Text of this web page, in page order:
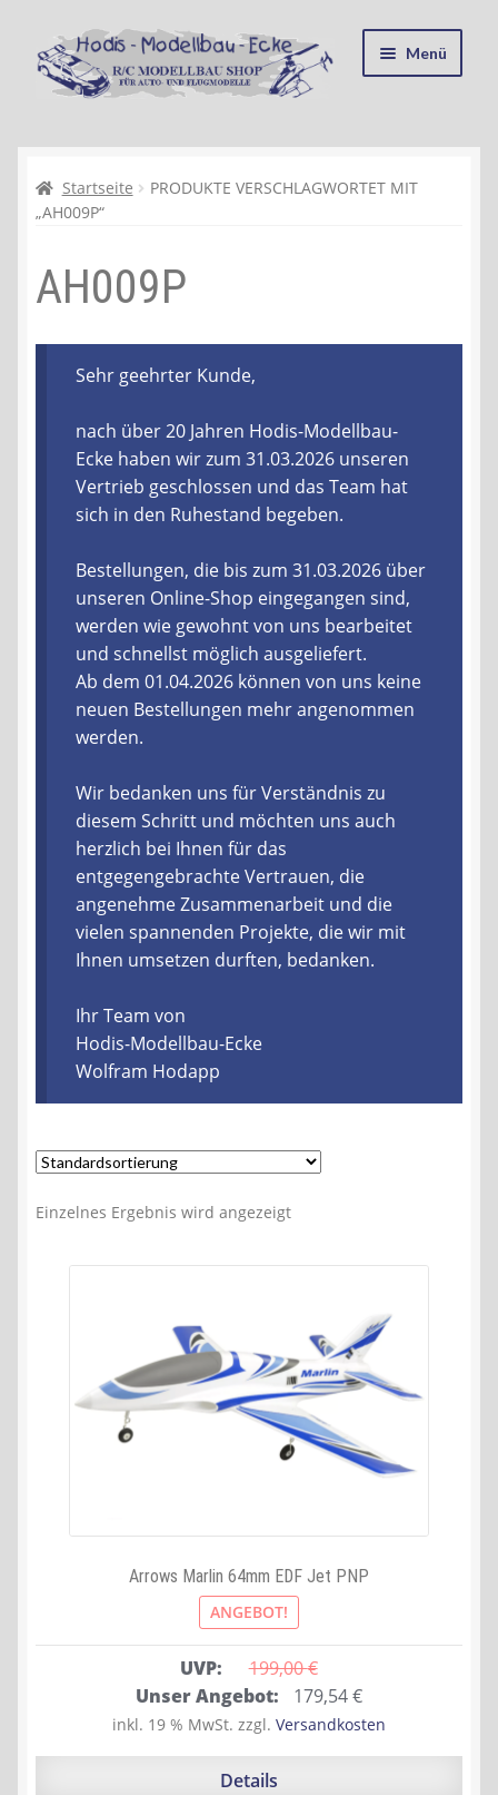
Zur
Navigation
springen
Zum
Inhalt
springen
Menü
Kasse
Recycling, Entsorgung und Umwelt
Shop
Warenkorb
Ablauf einer Bestellung
Zahlungsarten
Lieferzeit & Verfügbarkeit
Gutschein
Batterien- und Akku Verordnung
Elektro- und Elektronikgeräte Verordnung
Öle- und Schmierstoff Verordnung
Vereine & Foren
Kontakt
Startseite
PRODUKTE VERSCHLAGWORTET MIT
„AH009P“
AH009P
Sehr geehrter Kunde,
nach über 20 Jahren Hodis-Modellbau-
Ecke haben wir zum 31.03.2026 unseren
Vertrieb geschlossen und das Team hat
sich in den Ruhestand begeben.
Bestellungen, die bis zum 31.03.2026 über
unseren Online-Shop eingegangen sind,
werden wie gewohnt von uns bearbeitet
und schnellst möglich ausgeliefert.
Ab dem 01.04.2026 können von uns keine
neuen Bestellungen mehr angenommen
werden.
Wir bedanken uns für Verständnis zu
diesem Schritt und möchten uns auch
herzlich bei Ihnen für das
entgegengebrachte Vertrauen, die
angenehme Zusammenarbeit und die
vielen spannenden Projekte, die wir mit
Ihnen umsetzen durften, bedanken.
Ihr Team von
Hodis-Modellbau-Ecke
Wolfram Hodapp
Einzelnes Ergebnis wird angezeigt
Arrows Marlin 64mm EDF Jet PNP
ANGEBOT!
UVP: 199,00 €
Ursprünglicher
Preis
war:
Unser Angebot: 179,54€Aktueller
Preis
ist:
inkl. 19 % MwSt. zzgl. Versandkosten
Details